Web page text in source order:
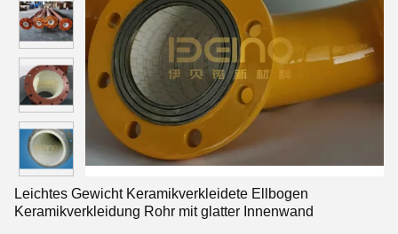
Leichtes Gewicht Keramikverkleidete Ellbogen
Keramikverkleidung Rohr mit glatter Innenwand